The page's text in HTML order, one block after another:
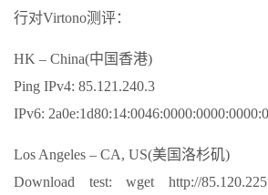
行对Virtono测评：
HK – China(中国香港)
Ping IPv4: 85.121.240.3
IPv6:
Los Angeles – CA, US(美国洛杉矶)
Download test: wget http://